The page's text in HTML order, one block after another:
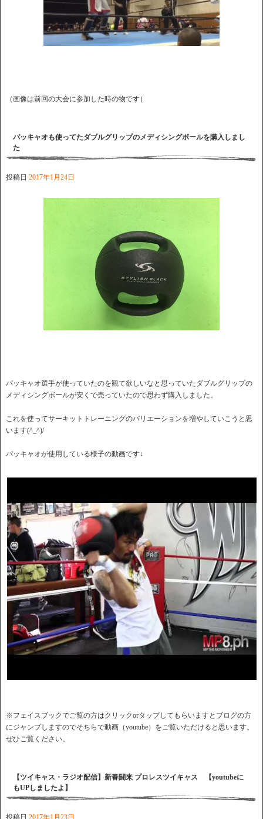
（画像は前回の大会に参加した時の物です）
パッキャオも使ってたダブルグリップのメディシングボールを購入しまし
た
投稿日 2017年1月24日
パッキャオ選手が使っていたのを観て欲しいなと思っていたダブルグリップの
メディシングボールが安くで売っていたので思わず購入しました。
これを使ってサーキットトレーニングのバリエーションを増やしていこうと思
います(^_^)/
パッキャオが使用している様子の動画です↓
※フェイスブックでご覧の方はクリックorタップしてもらいますとブログの方
にジャンプしますのでそちらで動画（youtube）をご覧いただけると思います。
ぜひご覧ください。
【ツイキャス・ラジオ配信】新春闘来 プロレスツイキャス 【youtubeに
もUPしましたよ】
投稿日 2017年1月23日